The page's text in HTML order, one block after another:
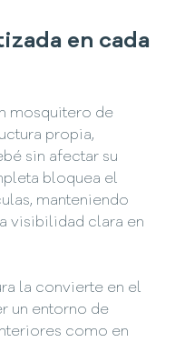
en cada
mosquitero de
propia,
sin afectar su
bloquea el
manteniendo
visibilidad clara en
la convierte en el
un entorno de
como en